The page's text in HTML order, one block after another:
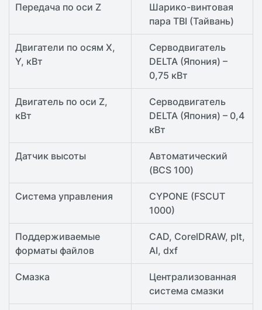
Передача по оси Z
Шарико-винтовая
пара TBI (Тайвань)
Двигатели по осям X,
Y, кВт
Серводвигатель
DELTA (Япония) –
0,75 кВт
Двигатель по оси Z,
кВт
Серводвигатель
DELTA (Япония) – 0,4
кВт
Датчик высоты
Автоматический
(BCS 100)
Система управления
CYPONE (FSCUT
1000)
Поддерживаемые
форматы файлов
CAD, CorelDRAW, plt,
AI, dxf
Смазка
Централизованная
система смазки